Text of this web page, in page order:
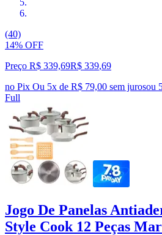
(40)
14% OFF
Preço R$ 339,69R$ 339,69
no Pix Ou 5x de R$ 79,00 sem jurosou
Full
Jogo De Panelas
Style Cook 12 Peças